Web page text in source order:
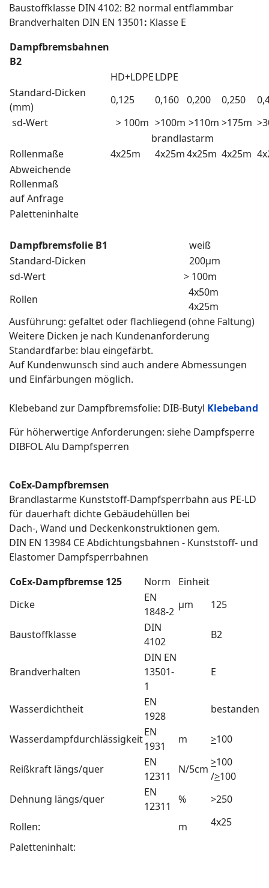
Baustoffklasse DIN 4102: B2 normal entflammbar
Brandverhalten DIN EN 13501: Klasse E
Dampfbremsbahnen
B2
HD+LDPELDPE
Standard-Dicken
(mm)
0,125 0,160 0,200 0,250
sd-Wert
> 100m >100m >110m >175m
brandlastarm
Rollenmaße
4x25m 4x25m4x25m 4x25m
Abweichende
Rollenmaß
auf Anfrage
Paletteninhalte
Dampfbremsfolie B1
weiß
Standard-Dicken
200µm
sd-Wert
> 100m
Rollen
4x50m
4x25m
Ausführung: gefaltet oder flachliegend (ohne Faltung)
Weitere Dicken je nach Kundenanforderung
Standardfarbe: blau eingefärbt.
Auf Kundenwunsch sind auch andere Abmessungen
und Einfärbungen möglich.
Klebeband zur Dampfbremsfolie: DIB-Butyl Klebeband
Für höherwertige Anforderungen: siehe Dampfsperre
DIBFOL Alu Dampfsperren
CoEx-Dampfbremsen
Brandlastarme Kunststoff-Dampfsperrbahn aus PE-LD
für dauerhaft dichte Gebäudehüllen bei
Dach-, Wand und Deckenkonstruktionen gem.
DIN EN 13984 CE Abdichtungsbahnen - Kunststoff- und
Elastomer Dampfsperrbahnen
CoEx-Dampfbremse 125
Norm
Einheit
Dicke
EN
1848-2
µm 125
Baustoffklasse
DIN
4102
B2
Brandverhalten
DIN EN
13501-
1
E
Wasserdichtheit
EN
1928
bestanden
Wasserdampfdurchlässigkeit
EN
1931
m >100
Reißkraft längs/quer
EN
12311
N/5cm
>100
/>100
Dehnung längs/quer
EN
12311
% >250
Rollen: m
4x25
Paletteninhalt: